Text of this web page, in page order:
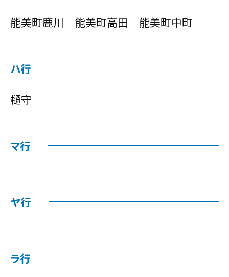
能美町鹿川 能美町高田 能美町中町
ハ行
樋守
マ行
ヤ行
ラ行